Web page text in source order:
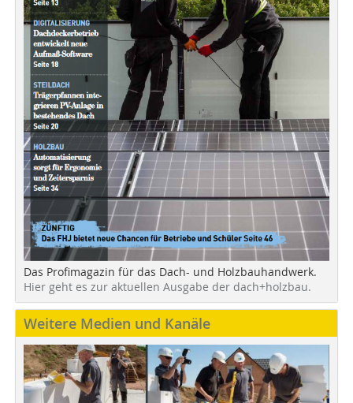
Das Profimagazin für das Dach- und Holzbauhandwerk.
Hier geht es zur aktuellen Ausgabe der dach+holzbau.
Weitere Medien und Kanäle